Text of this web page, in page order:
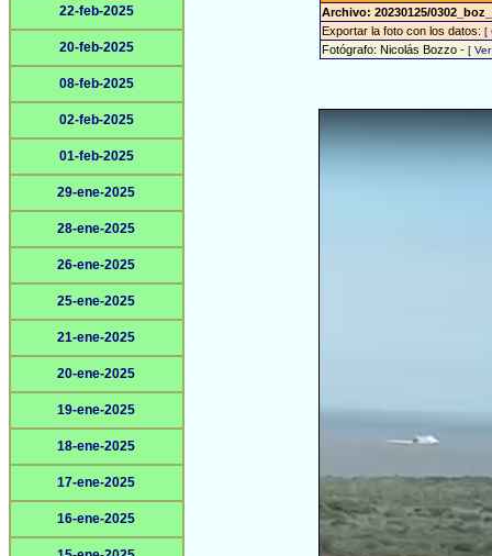
22-feb-2025
20-feb-2025
08-feb-2025
02-feb-2025
01-feb-2025
29-ene-2025
28-ene-2025
26-ene-2025
25-ene-2025
21-ene-2025
20-ene-2025
19-ene-2025
18-ene-2025
17-ene-2025
16-ene-2025
Archivo: 20230125/
Exportar la foto con los datos:[
Fotógrafo: Nicolás Bozzo -[